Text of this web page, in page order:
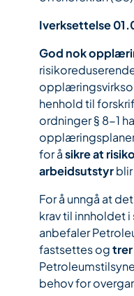
Iverksettelse
God nok
henhold til
ordninger § 8-1
for åsikre at
arbeidsutstyr
For å unngå at
krav til innholdet
anbefaler
fastsettes ogtrer
behov for